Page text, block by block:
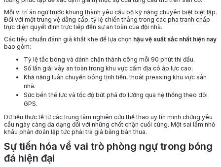
Mỗi vị trí án ngữ trước khung thành yêu cầu bộ kỹ năng chuyên biệt biệt lập.
Đối với một trung vệ đẳng cấp, tỷ lệ chiến thắng trong các pha tranh chấp
trực diện quyết định trực tiếp đến sự an toàn của đội nhà.
Các tiêu chuẩn đánh giá khắt khe để lựa chọn hậu vệ xuất sắc nhất hiện nay
bao gồm:
Tỷ lệ tắc bóng và đánh chặn thành công mỗi 90 phút thi đấu.
Số lần giải vây an toàn trong khu vực cấm địa có áp lực cao.
Khả năng luân chuyển bóng tịnh tiến, thoát pressing khu vực sân
nhà.
Sức bền thể lực và tốc độ bứt phá đo lường qua hệ thống theo dõi
GPS.
Dữ liệu thực tế từ các trung tâm nghiên cứu thể thao uy tín minh chứng yêu
cầu ngày càng đa dạng đối với những chốt chặn cuối cùng. Một sai lầm nhỏ
khâu phán đoán lập tức phải trả giá bằng bàn thua.
Sự tiến hóa về vai trò phòng ngự trong bóng
đá hiện đại